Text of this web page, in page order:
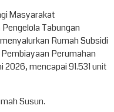
Masyarakat
Tabungan
Rumah Subsidi
Perumahan
2026, mencapai 91.531 unit
Susun.